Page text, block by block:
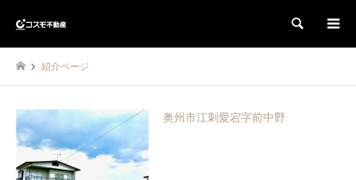
検索
紹介ページ
奥州市江刺愛宕字前中野